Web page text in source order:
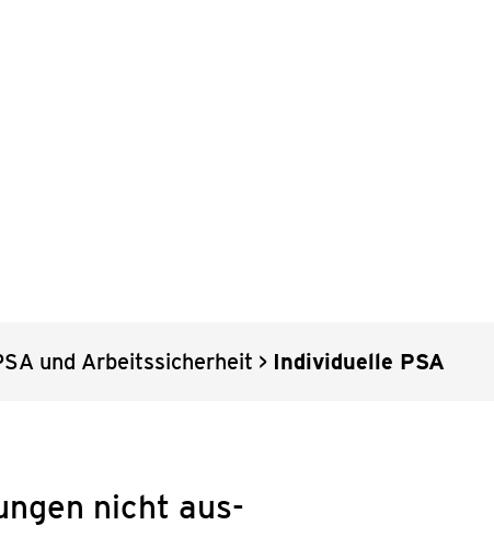
und Arbeits­si­cher­heit > Indi­vi­du­el­le PSA
nicht aus­